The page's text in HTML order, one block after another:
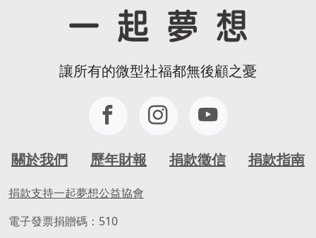
讓所有的微型社福都無後顧之憂
關於我們 歷年財報 捐款徵信 捐款指南
捐款支持一起夢想公益協會
電子發票捐贈碼：510